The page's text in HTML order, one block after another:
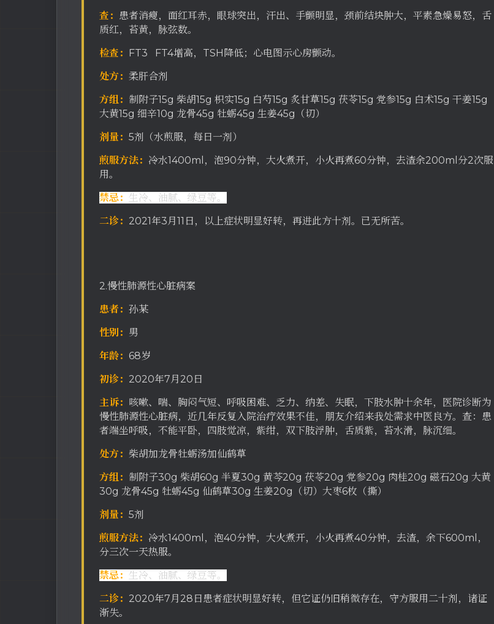
查： 患者消瘦，面红耳赤，眼球突出，汗出、手颤明显，颈前结块肿大，平素急燥易怒，舌
质红，苔黄，脉弦数。
检查： FT3 FT4增高，TSH降低；心电图示心房颤动。
处方： 柔肝合剂
方组： 制附子15g 柴胡15g 枳实15g 白芍15g 炙甘草15g 茯苓15g 党参15g 白术15g 干姜15g
大黄15g 细辛10g 龙骨45g 牡蛎45g 生姜45g（切）
剂量： 5剂（水煎服，每日一剂）
煎服方法： 冷水1400ml，泡90分钟，大火煮开，小火再煮60分钟，去渣余200ml分2次服
用。
禁忌：
生冷、油腻、绿豆等。
二诊： 2021年3月11日，以上症状明显好转，再进此方十剂。已无所苦。
2.慢性肺源性心脏病案
患者： 孙某
性别： 男
年龄： 68岁
初诊： 2020年7月20日
主诉： 咳嗽、喘、胸闷气短、呼吸困难、乏力、纳差、失眠，下肢水肿十余年，医院诊断为
慢性肺源性心脏病，近几年反复入院治疗效果不佳，朋友介绍来我处需求中医良方。查：患
者端坐呼吸，不能平卧，四肢觉凉，紫绀，双下肢浮肿，舌质紫，苔水滑，脉沉细。
处方： 柴胡加龙骨牡蛎汤加仙鹤草
方组： 制附子30g 柴胡60g 半夏30g 黄芩20g 茯苓20g 党参20g 肉桂20g 磁石20g 大黄
30g 龙骨45g 牡蛎45g 仙鹤草30g 生姜20g（切）大枣6枚（撕）
剂量： 5剂
煎服方法： 冷水1400ml，泡40分钟，大火煮开，小火再煮40分钟，去渣，余下600ml，
分三次一天热服。
禁忌：
生冷、油腻、绿豆等。
二诊： 2020年7月28日患者症状明显好转，但它证仍旧稍微存在，守方服用二十剂，诸证
渐失。